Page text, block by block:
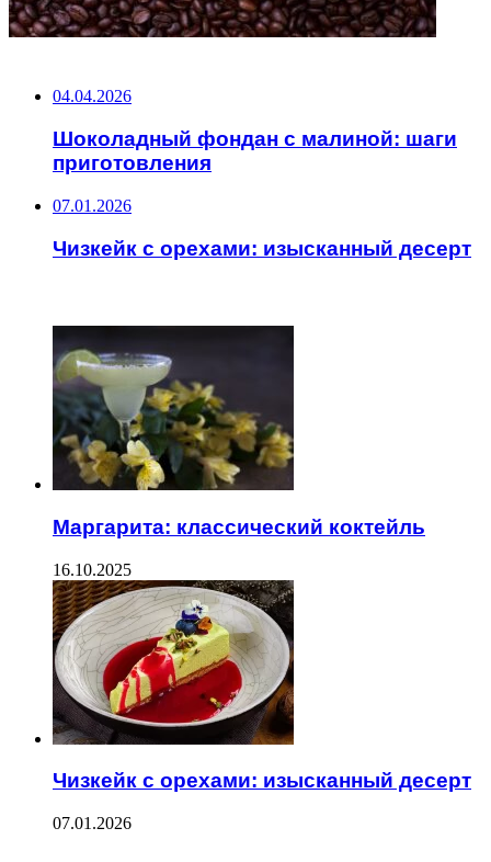
04.04.2026
Шоколадный фондан с малиной: шаги
приготовления
07.01.2026
Чизкейк с орехами: изысканный десерт
Маргарита: классический коктейль
16.10.2025
Чизкейк с орехами: изысканный десерт
07.01.2026